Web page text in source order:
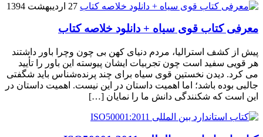
27 اردیبهشت 1394
معرفی کتاب قوی سیاه + دانلود خلاصه کتاب
پیش از کشف استرالیا، مردم دنیاى کهن بی چون وچرا باور داشتند
هر قویى سفید است چون تجربیات ایشان پیوسته این باور را تأیید
می کرد. دیدن نخستین قوى سیاه براى چند پرنده‌شناس باید شگفتى
جالبى بوده باشد؛ اما اهمیت داستان در این نیست. اهمیت داستان در
این است که شکنندگى دانش ما را نمایان […]